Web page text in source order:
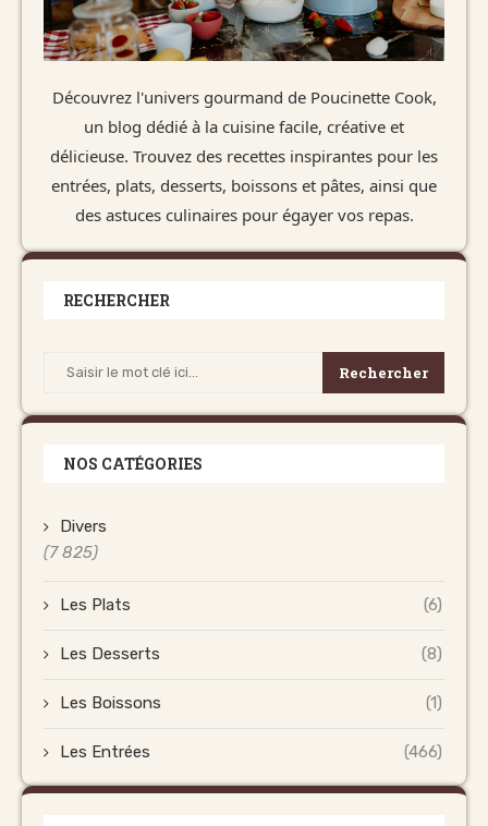
Découvrez l'univers gourmand de Poucinette Cook,
un blog dédié à la cuisine facile, créative et
délicieuse. Trouvez des recettes inspirantes pour les
entrées, plats, desserts, boissons et pâtes, ainsi que
des astuces culinaires pour égayer vos repas.
RECHERCHER
Rechercher
NOS CATÉGORIES
Divers
(7 825)
Les Plats (6)
Les Desserts (8)
Les Boissons (1)
Les Entrées (466)